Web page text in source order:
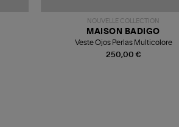
NOUVELLE COLLECTION
250,00 €
MAISON BADIGO
Veste Ojos Perlas Multicolore